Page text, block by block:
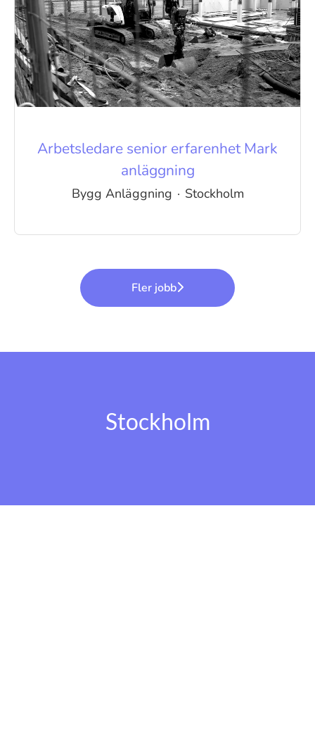
Arbetsledare senior erfarenhet Mark
anläggning
Bygg Anläggning · Stockholm
Fler jobb
Stockholm